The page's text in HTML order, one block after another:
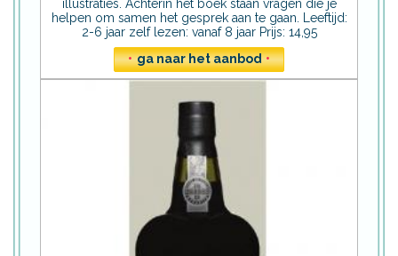
illustraties. Achterin het boek staan vragen die je
helpen om samen het gesprek aan te gaan. Leeftijd:
2-6 jaar zelf lezen: vanaf 8 jaar Prijs: 14,95
• ga naar het aanbod •